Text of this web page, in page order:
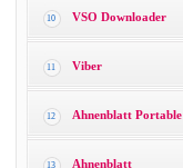
10 VSO Downloader
11 Viber
12 Ahnenblatt Portable
13 Ahnenblatt